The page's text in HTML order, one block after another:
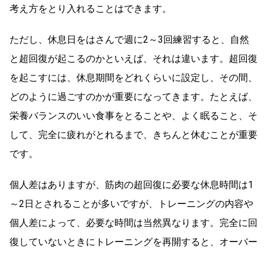
考え方をとり入れることはできます。
ただし、休息日をはさんで週に2～3回練習すると、自然
と超回復が起こるのかといえば、それは違います。超回復
を起こすには、休息期間をどれくらいに設定し、その間、
どのように過ごすのかが重要になってきます。たとえば、
栄養バランスのいい食事をとることや、よく眠ること、そ
して、完全に疲れがとれるまで、きちんと休むことが重要
です。
個人差はありますが、筋肉の超回復に必要な休息時間は1
～2日とされることが多いですが、トレーニングの内容や
個人差によって、必要な時間は当然異なります。完全に回
復していないときにトレーニングを再開すると、オーバー